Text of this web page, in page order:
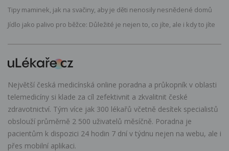
Tipy maminek, jak na svačiny, aby je děti nenosily nesnědené domů
Jídlo jako palivo pro běžce: Důležité je nejen to, co jíte, ale i kdy to jíte
Největší česká medicínská online poradna a průkopník v oblasti
telemedicíny si klade za cíl zefektivnit a zkvalitnit české
zdravotnictví. Tým více jak 300 lékařů včetně desítek specialistů
obslouží průměrně 2 500 uživatelů měsíčně. Poradna je
pacientům k dispozici 24 hodin 7 dní v týdnu nejen na webu, ale i
přes mobilní aplikaci.